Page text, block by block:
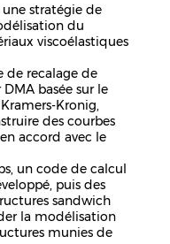
stratégie de
du
viscoélastiques
de recalage de
basée sur le
Kronig,
des courbes
accord avec le
un code de calcul
puis des
sandwich
la modélisation
munies de